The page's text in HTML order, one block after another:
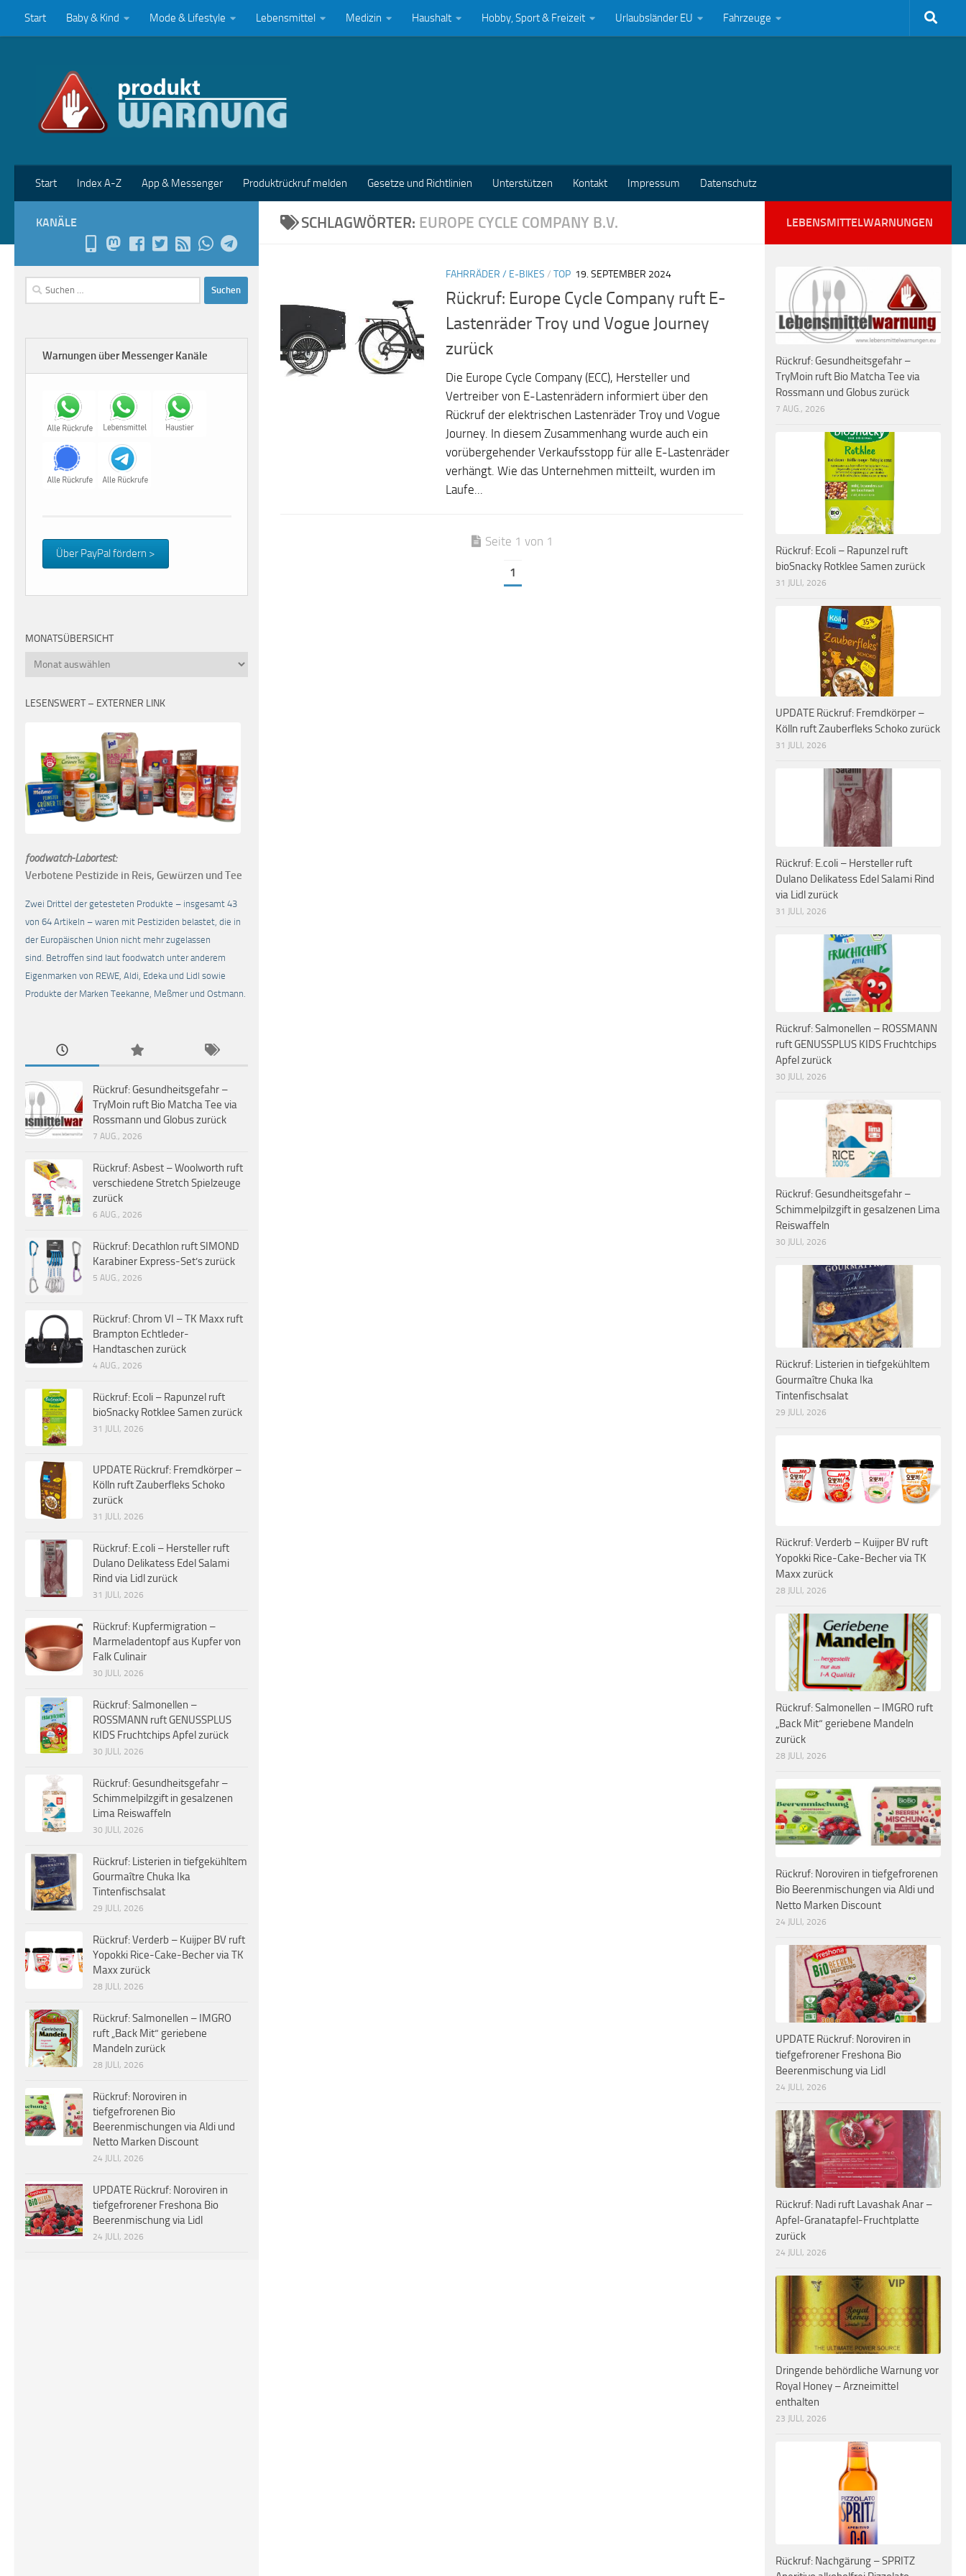
Zum Inhalt springen
Start Baby & Kind Mode & Lifestyle Lebensmittel Medizin Haushalt Hobby, Sport & Freizeit Urlaubsländer EU Fahrzeuge
Start Index A-Z App & Messenger Produktrückruf melden Gesetze und Richtlinien Unterstützen Kontakt Impressum Datenschutz
SCHLAGWÖRTER: EUROPE CYCLE COMPANY B.V.
FAHRRÄDER / E-BIKES / TOP 19. SEPTEMBER 2024
Rückruf: Europe Cycle Company ruft E-
Lastenräder Troy und Vogue Journey
zurück
Die Europe Cycle Company (ECC), Hersteller und
Vertreiber von E-Lastenrädern informiert über den
Rückruf der elektrischen Lastenräder Troy und Vogue
Journey. In diesem Zusammenhang wurde auch ein
vorübergehender Verkaufsstopp für alle E-Lastenräder
verhängt. Wie das Unternehmen mitteilt, wurden im
Laufe...
Seite 1 von 1
1
KANÄLE
Suchen
nach:
Warnungen über Messenger Kanäle
Über PayPal fördern >
MONATSÜBERSICHT
Monatsübersicht
LESENSWERT – EXTERNER LINK
foodwatch-Labortest:
Verbotene Pestizide in Reis, Gewürzen und Tee
Zwei Drittel der getesteten Produkte – insgesamt 43
von 64 Artikeln – waren mit Pestiziden belastet, die in
der Europäischen Union nicht mehr zugelassen
sind. Betroffen sind laut foodwatch unter anderem
Eigenmarken von REWE, Aldi, Edeka und Lidl sowie
Produkte der Marken Teekanne, Meßmer und Ostmann.
Rückruf: Gesundheitsgefahr –
TryMoin ruft Bio Matcha Tee via
Rossmann und Globus zurück
7 AUG., 2026
Rückruf: Asbest – Woolworth ruft
verschiedene Stretch Spielzeuge
zurück
6 AUG., 2026
Rückruf: Decathlon ruft SIMOND
Karabiner Express-Set’s zurück
5 AUG., 2026
Rückruf: Chrom VI – TK Maxx ruft
Brampton Echtleder-
Handtaschen zurück
4 AUG., 2026
Rückruf: Ecoli – Rapunzel ruft
bioSnacky Rotklee Samen zurück
31 JULI, 2026
UPDATE Rückruf: Fremdkörper –
Kölln ruft Zauberfleks Schoko
zurück
31 JULI, 2026
Rückruf: E.coli – Hersteller ruft
Dulano Delikatess Edel Salami
Rind via Lidl zurück
31 JULI, 2026
Rückruf: Kupfermigration –
Marmeladentopf aus Kupfer von
Falk Culinair
30 JULI, 2026
Rückruf: Salmonellen –
ROSSMANN ruft GENUSSPLUS
KIDS Fruchtchips Apfel zurück
30 JULI, 2026
Rückruf: Gesundheitsgefahr –
Schimmelpilzgift in gesalzenen
Lima Reiswaffeln
30 JULI, 2026
Rückruf: Listerien in tiefgekühltem
Gourmaître Chuka Ika
Tintenfischsalat
29 JULI, 2026
Rückruf: Verderb – Kuijper BV ruft
Yopokki Rice-Cake-Becher via TK
Maxx zurück
28 JULI, 2026
Rückruf: Salmonellen – IMGRO
ruft „Back Mit“ geriebene
Mandeln zurück
28 JULI, 2026
Rückruf: Noroviren in
tiefgefrorenen Bio
Beerenmischungen via Aldi und
Netto Marken Discount
24 JULI, 2026
UPDATE Rückruf: Noroviren in
tiefgefrorener Freshona Bio
Beerenmischung via Lidl
24 JULI, 2026
LEBENSMITTELWARNUNGEN
Rückruf: Gesundheitsgefahr –
TryMoin ruft Bio Matcha Tee via
Rossmann und Globus zurück
7 AUG., 2026
Rückruf: Ecoli – Rapunzel ruft
bioSnacky Rotklee Samen zurück
31 JULI, 2026
UPDATE Rückruf: Fremdkörper –
Kölln ruft Zauberfleks Schoko zurück
31 JULI, 2026
Rückruf: E.coli – Hersteller ruft
Dulano Delikatess Edel Salami Rind
via Lidl zurück
31 JULI, 2026
Rückruf: Salmonellen – ROSSMANN
ruft GENUSSPLUS KIDS Fruchtchips
Apfel zurück
30 JULI, 2026
Rückruf: Gesundheitsgefahr –
Schimmelpilzgift in gesalzenen Lima
Reiswaffeln
30 JULI, 2026
Rückruf: Listerien in tiefgekühltem
Gourmaître Chuka Ika
Tintenfischsalat
29 JULI, 2026
Rückruf: Verderb – Kuijper BV ruft
Yopokki Rice-Cake-Becher via TK
Maxx zurück
28 JULI, 2026
Rückruf: Salmonellen – IMGRO ruft
„Back Mit“ geriebene Mandeln
zurück
28 JULI, 2026
Rückruf: Noroviren in tiefgefrorenen
Bio Beerenmischungen via Aldi und
Netto Marken Discount
24 JULI, 2026
UPDATE Rückruf: Noroviren in
tiefgefrorener Freshona Bio
Beerenmischung via Lidl
24 JULI, 2026
Rückruf: Nadi ruft Lavashak Anar –
Apfel-Granatapfel-Fruchtplatte
zurück
24 JULI, 2026
Dringende behördliche Warnung vor
Royal Honey – Arzneimittel
enthalten
23 JULI, 2026
Rückruf: Nachgärung – SPRITZ